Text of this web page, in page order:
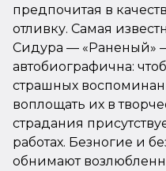
предпочитая в
отливку. Самая
Сидура — «Раненый»
автобиографична:
страшных
воплощать их в
страдания
работах. Безногие и
обнимают